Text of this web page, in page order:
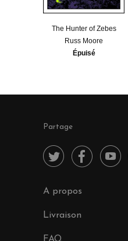
The Hunter of Zebes
Russ Moore
Épuisé
Partage
  
A propos
Livraison
FAQ